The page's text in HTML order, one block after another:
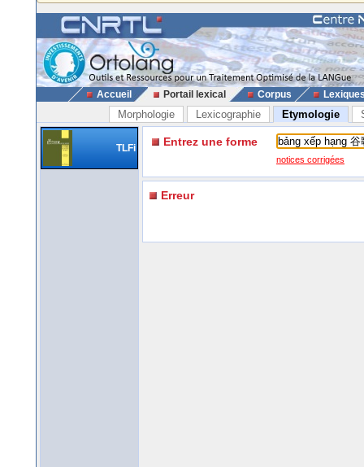
Accueil Portail lexical Corpus
Morphologie Lexicographie Etymologie
TLFi Entrez une forme
notices corrigées
Erreur